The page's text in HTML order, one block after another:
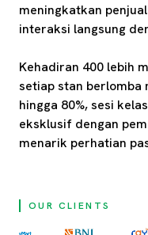
meningkatkan
interaksi langsung
Kehadiran 400 lebih
setiap stan berlomba
hingga 80%, sesi
eksklusif dengan
menarik perhatian
OUR CLIENTS